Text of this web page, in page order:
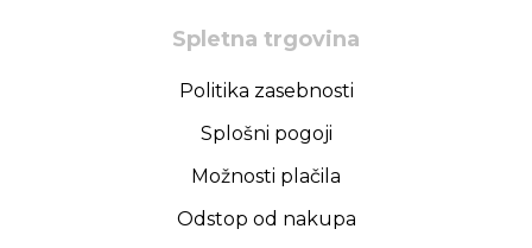
Spletna trgovina
Politika zasebnosti
Splošni pogoji
Možnosti plačila
Odstop od nakupa